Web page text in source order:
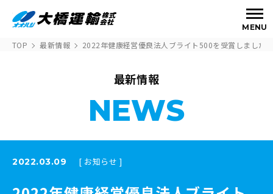
MENU
TOP 最新情報 2022年健康経営優良法人ブライト500を受賞しました
最新情報
NEWS
2022.03.09 [ お知らせ ]